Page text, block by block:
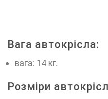
Вага автокрісла:
вага: 14 кг.
Розміри